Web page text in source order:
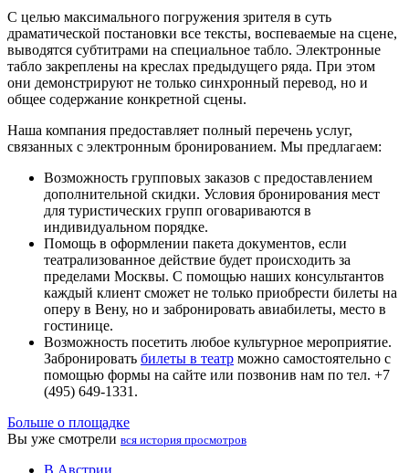
С целью максимального погружения зрителя в суть
драматической постановки все тексты, воспеваемые на сцене,
выводятся субтитрами на специальное табло. Электронные
табло закреплены на креслах предыдущего ряда. При этом
они демонстрируют не только синхронный перевод, но и
общее содержание конкретной сцены.
Наша компания предоставляет полный перечень услуг,
связанных с электронным бронированием. Мы предлагаем:
Возможность групповых заказов с предоставлением
дополнительной скидки. Условия бронирования мест
для туристических групп оговариваются в
индивидуальном порядке.
Помощь в оформлении пакета документов, если
театрализованное действие будет происходить за
пределами Москвы. С помощью наших консультантов
каждый клиент сможет не только приобрести билеты на
оперу в Вену, но и забронировать авиабилеты, место в
гостинице.
Возможность посетить любое культурное мероприятие.
Забронировать билеты в театр можно самостоятельно с
помощью формы на сайте или позвонив нам по тел. +7
(495) 649-1331.
Больше о площадке
Вы уже смотрели вся история просмотров
В Австрии